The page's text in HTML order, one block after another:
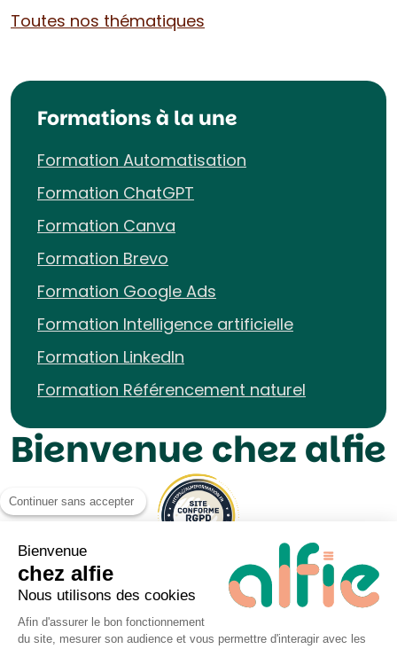
Toutes nos thématiques
Formations à la une
Formation Automatisation
Formation ChatGPT
Formation Canva
Formation Brevo
Formation Google Ads
Formation Intelligence artificielle
Formation LinkedIn
Formation Référencement naturel
Bienvenue chez alfie
Continuer sans accepter
Bienvenue
chez alfie
Nous utilisons des cookies
Afin d'assurer le bon fonctionnement
du site, mesurer son audience et vous permettre d'interagir avec les